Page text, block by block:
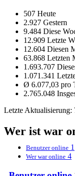
507 Heute
2.927 Gestern
9.484 Diese
12.909 Letzte
12.604 Diesen
63.868 Letzten
1.693.707
1.071.341
Ø 6.077,03 pro
2.765.048
Letzte Aktualisierung:
Wer ist war
Benutzer online 1
Wer war online 4